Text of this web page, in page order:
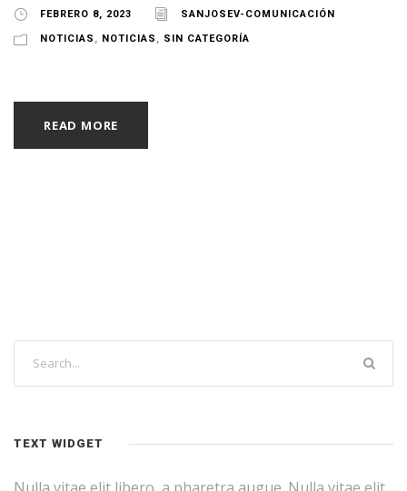
FEBRERO 8, 2023 SANJOSEV-COMUNICACIÓN
NOTICIAS , NOTICIAS , SIN CATEGORÍA
READ MORE
TEXT WIDGET